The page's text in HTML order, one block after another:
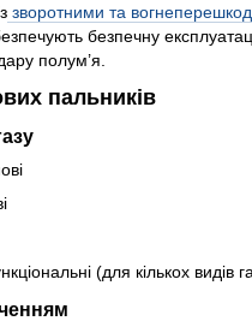
зворотними та
безпечну
полум’я.
пальників
(для кількох видів